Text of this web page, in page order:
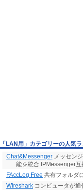
「LAN用」カテゴリーの人気
Chat&Messenger メッセン
能を統合 IPMessenger互
FAccLog Free 共有フォルダ
Wireshark コンピュータが